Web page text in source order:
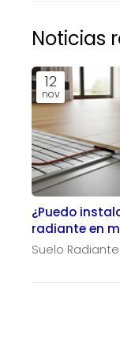
Noticias
12
nov
¿Puedo
radiante en
Requisitos y
Suelo Radiante